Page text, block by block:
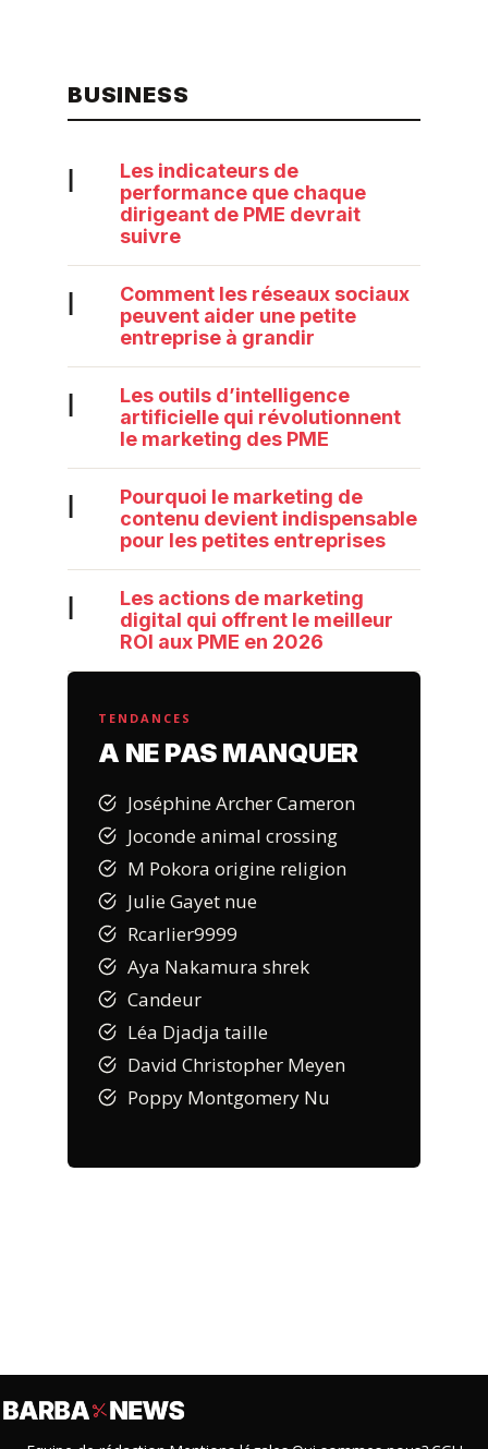
BUSINESS
|
Les indicateurs de
performance que chaque
dirigeant de PME devrait
suivre
|
Comment les réseaux sociaux
peuvent aider une petite
entreprise à grandir
|
Les outils d’intelligence
artificielle qui révolutionnent
le marketing des PME
|
Pourquoi le marketing de
contenu devient indispensable
pour les petites entreprises
|
Les actions de marketing
digital qui offrent le meilleur
ROI aux PME en 2026
TENDANCES
A NE PAS MANQUER
Joséphine Archer Cameron
Joconde animal crossing
M Pokora origine religion
Julie Gayet nue
Rcarlier9999
Aya Nakamura shrek
Candeur
Léa Djadja taille
David Christopher Meyen
Poppy Montgomery Nu